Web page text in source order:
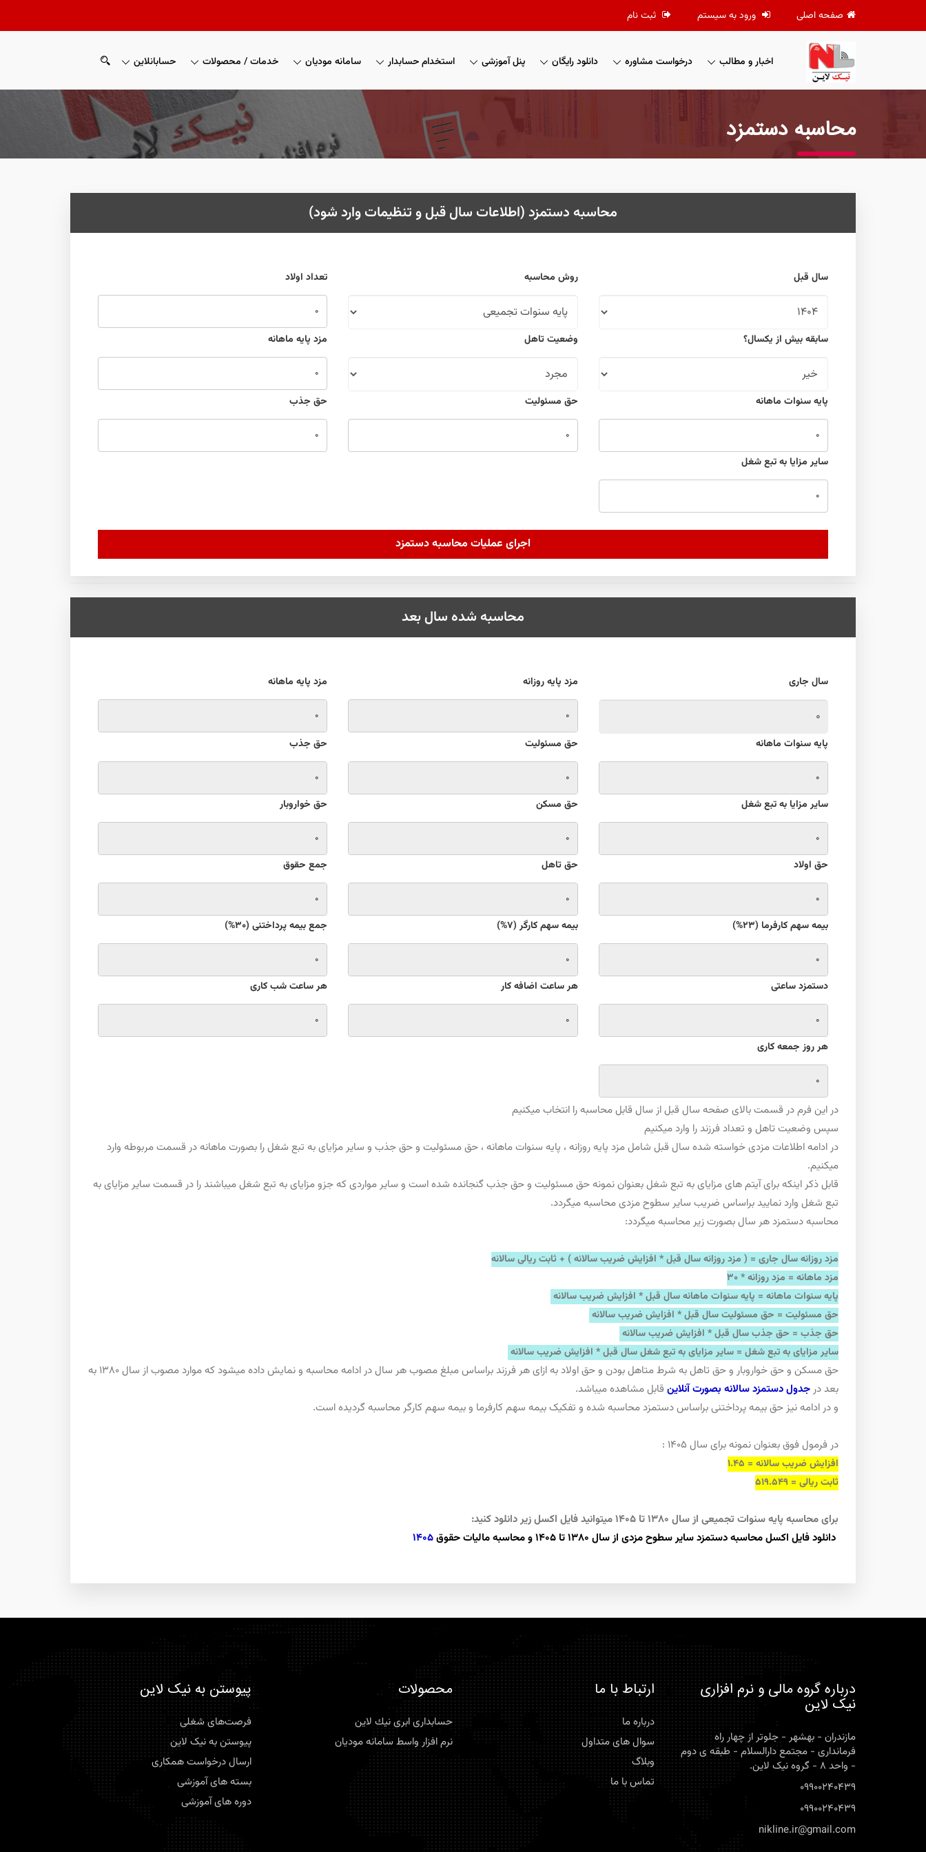
صفحه اصلی ورود به سیستم ثبت نام
اخبار و مطالب درخواست مشاوره دانلود رایگان پنل آموزشی استخدام حسابدار سامانه مودیان خدمات / محصولات حسابانلاین
محاسبه دستمزد
محاسبه دستمزد (اطلاعات سال قبل و تنظیمات وارد شود)
سال قبل روش محاسبه تعداد اولاد
سابقه بیش از یکسال؟ وضعیت تاهل مزد پايه ماهانه
پایه سنوات ماهانه حق مسئولیت حق جذب
سایر مزایا به تبع شغل
اجرای عملیات محاسبه دستمزد
محاسبه شده سال بعد
سال جاری مزد پایه روزانه مزد پایه ماهانه
پایه سنوات ماهانه حق مسئولیت حق جذب
سایر مزایا به تبع شغل حق مسکن حق خواروبار
حق اولاد حق تاهل جمع حقوق
بیمه سهم کارفرما (23%) بیمه سهم کارگر (7%) جمع بیمه پرداختنی (30%)
دستمزد ساعتی هر ساعت اضافه کار هر ساعت شب کاری
هر روز جمعه کاری
در این فرم در قسمت بالای صفحه سال قبل از سال قابل محاسبه را انتخاب میکنیم
سپس وضعیت تاهل و تعداد فرزند را وارد میکنیم
در ادامه اطلاعات مزدی خواسته شده سال قبل شامل مزد پایه روزانه ، پایه سنوات ماهانه ، حق مسئولیت و حق جذب و سایر مزایای به تبع شغل را بصورت ماهانه در قسمت مربوطه وارد
میکنیم.
قابل ذکر اینکه برای آیتم های مزایای به تبع شغل بعنوان نمونه حق مسئولیت و حق جذب گنجانده شده است و سایر مواردی که جزو مزایای به تبع شغل میباشند را در قسمت سایر مزایای به
تبع شغل وارد نمایید براساس ضریب سایر سطوح مزدی محاسبه میگردد.
محاسبه دستمزد هر سال بصورت زیر محاسبه میگردد:
مزد روزانه سال جاری = ( مزد روزانه سال قبل * افزایش ضریب سالانه ) + ثابت ریالی سالانه
مزد ماهانه = مزد روزانه *‌ 30
پایه سنوات ماهانه = پایه سنوات ماهانه سال قبل *‌ افزایش ضریب سالانه
حق مسئولیت = حق مسئولیت سال قبل *‌ افزایش ضریب سالانه
حق جذب = حق جذب سال قبل *‌ افزایش ضریب سالانه
سایر مزایای به تبع شغل = سایر مزایای به تبع شغل سال قبل *‌ افزایش ضریب سالانه
حق مسکن و حق خواروبار و حق تاهل به شرط متاهل بودن و حق اولاد به ازای هر فرزند براساس مبلغ مصوب هر سال در ادامه محاسبه و نمایش داده میشود که موارد مصوب از سال 1380 به
بعد درجدول دستمزد سالانه بصورت آنلاین قابل مشاهده میباشد.
و در ادامه نیز حق بیمه پرداختنی براساس دستمزد محاسبه شده و تفکیک بیمه سهم کارفرما و بیمه سهم کارگر محاسبه گردیده است.
در فرمول فوق بعنوان نمونه برای سال 1405 :
افزایش ضریب سالانه = 1.45
ثابت ریالی = 519.549
برای محاسبه پایه سنوات تجمیعی از سال ۱۳۸۰ تا ۱۴۰۵ میتوانید فایل اکسل زیر دانلود کنید:
دانلود فایل اکسل محاسبه دستمزد سایر سطوح مزدی از سال 1380 تا 1405 و محاسبه مالیات حقوق
1405
درباره گروه مالی و نرم افزاری
نیک لاین
مازندران - بهشهر - جلوتر از چهار راه
فرمانداری - مجتمع دارالسلام - طبقه ی دوم
- واحد 8 - گروه نیک لاین.
09900240439
09900240439
nikline.ir@gmail.com
ارتباط با ما
درباره ما
سوال های متداول
وبلاگ
تماس با ما
محصولات
حسابداری ابری نيك لاين
نرم افزار واسط سامانه موديان
پیوستن به نیک لاین
فرصت‌های شغلی
پیوستن به نیک لاین
ارسال درخواست همکاری
بسته های آموزشی
دوره های آموزشی